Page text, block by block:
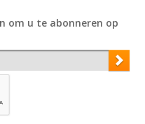
om u te abonneren op